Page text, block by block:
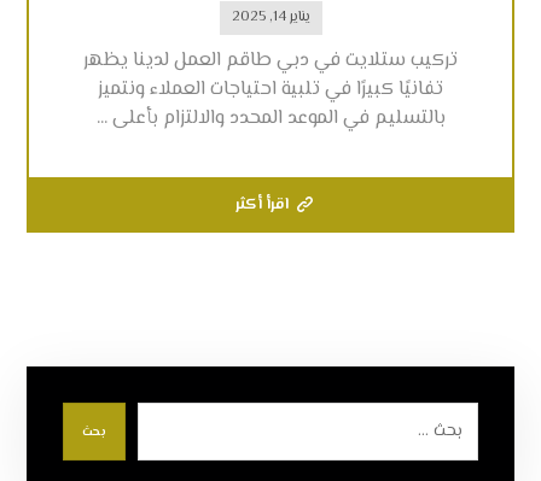
يناير 14, 2025
تركيب ستلايت في دبي طاقم العمل لدينا يظهر
تفانيًا كبيرًا في تلبية احتياجات العملاء ونتميز
بالتسليم في الموعد المحدد والالتزام بأعلى ...
اقرأ أكثر
بحث